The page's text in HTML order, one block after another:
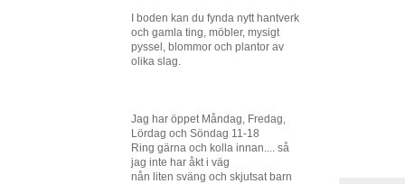
I boden kan du fynda nytt hantverk
och gamla ting, möbler, mysigt
pyssel, blommor och plantor av
olika slag.
Jag har öppet Måndag, Fredag,
Lördag och Söndag 11-18
Ring gärna och kolla innan.... så
jag inte har åkt i väg
nån liten sväng och skjutsat barn